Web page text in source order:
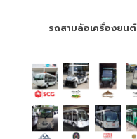
รถสามล้อเครื่องยนต์